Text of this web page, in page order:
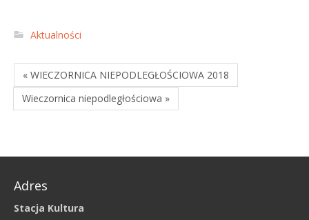
Aktualności
« WIECZORNICA NIEPODLEGŁOŚCIOWA 2018
Wieczornica niepodległościowa »
Adres
Stacja Kultura